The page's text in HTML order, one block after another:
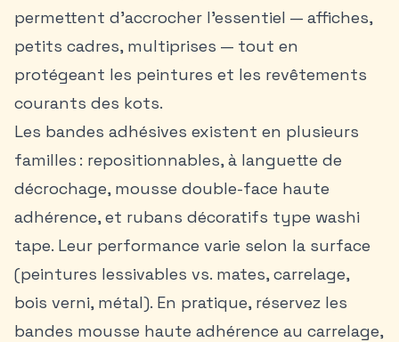
permettent d’accrocher l’essentiel — affiches,
petits cadres, multiprises — tout en
protégeant les peintures et les revêtements
courants des kots.
Les bandes adhésives existent en plusieurs
familles : repositionnables, à languette de
décrochage, mousse double-face haute
adhérence, et rubans décoratifs type washi
tape. Leur performance varie selon la surface
(peintures lessivables vs. mates, carrelage,
bois verni, métal). En pratique, réservez les
bandes mousse haute adhérence au carrelage,